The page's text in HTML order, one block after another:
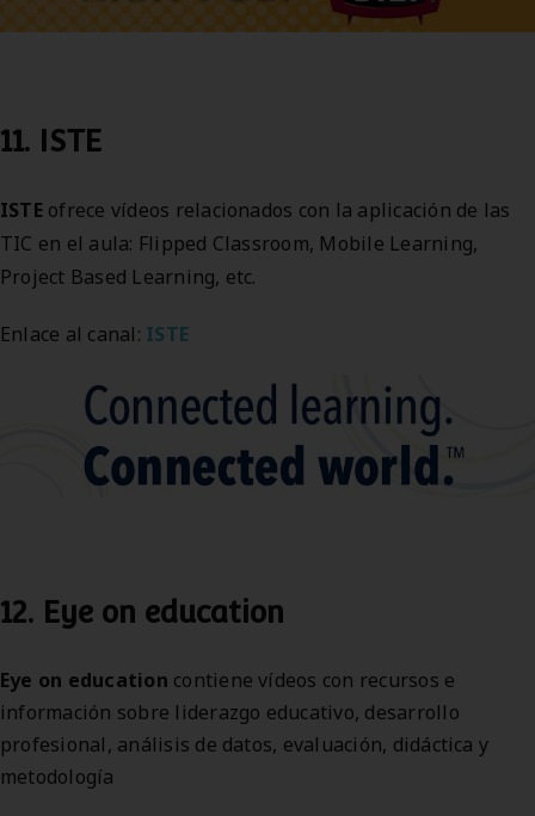
11. ISTE
ISTE ofrece vídeos relacionados con la aplicación de las
TIC en el aula: Flipped Classroom, Mobile Learning,
Project Based Learning, etc.
Enlace al canal: ISTE
12. Eye on education
Eye on education contiene vídeos con recursos e
información sobre liderazgo educativo, desarrollo
profesional, análisis de datos, evaluación, didáctica y
metodología